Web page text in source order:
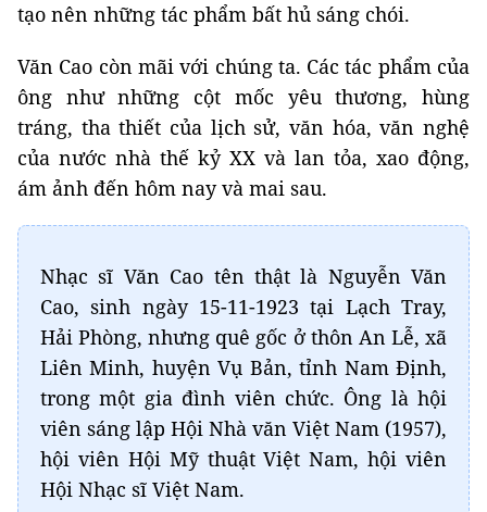
tạo nên những tác phẩm bất hủ sáng chói.
Văn Cao còn mãi với chúng ta. Các tác phẩm của
ông như những cột mốc yêu thương, hùng
tráng, tha thiết của lịch sử, văn hóa, văn nghệ
của nước nhà thế kỷ XX và lan tỏa, xao động,
ám ảnh đến hôm nay và mai sau.
Nhạc sĩ Văn Cao tên thật là Nguyễn Văn
Cao, sinh ngày 15-11-1923 tại Lạch Tray,
Hải Phòng, nhưng quê gốc ở thôn An Lễ, xã
Liên Minh, huyện Vụ Bản, tỉnh Nam Định,
trong một gia đình viên chức. Ông là hội
viên sáng lập Hội Nhà văn Việt Nam (1957),
hội viên Hội Mỹ thuật Việt Nam, hội viên
Hội Nhạc sĩ Việt Nam.